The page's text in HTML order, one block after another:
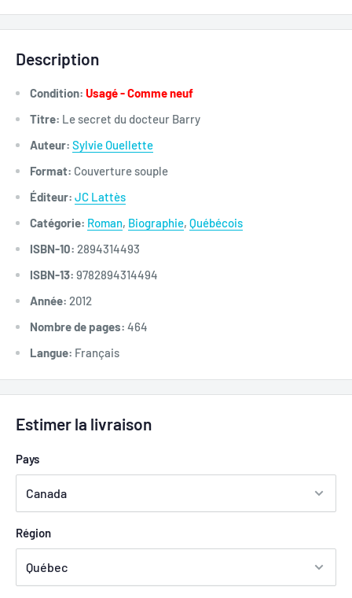
Description
Condition: Usagé - Comme neuf
Titre: Le secret du docteur Barry
Auteur: Sylvie Ouellette
Format: Couverture souple
Éditeur: JC Lattès
Catégorie: Roman, Biographie, Québécois
ISBN-10: 2894314493
ISBN-13: 9782894314494
Année: 2012
Nombre de pages: 464
Langue: Français
Estimer la livraison
Pays
Région